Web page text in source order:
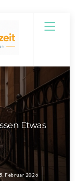
5. Februar 2026
Etwas